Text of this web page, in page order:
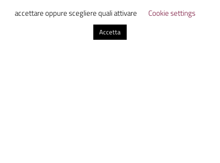
accettare oppure scegliere quali attivare
Cookie settings
Accetta